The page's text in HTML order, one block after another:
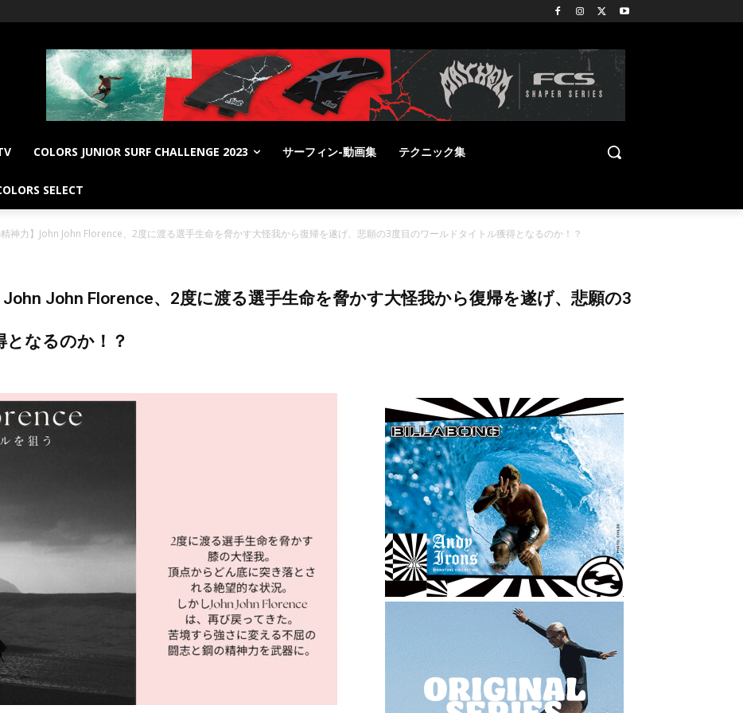
COLORS JUNIOR SURF CHALLENGE 2023 サーフィン-動画集 テクニック集
SELECT
精神力】John John Florence、2度に渡る選手生命を脅かす大怪我から復帰を遂げ、悲願の3度目のワールドタイトル獲得となるのか！？
John John Florence、2度に渡る選手生命を脅かす大怪我から復帰を遂げ、悲願の3
なるのか！？